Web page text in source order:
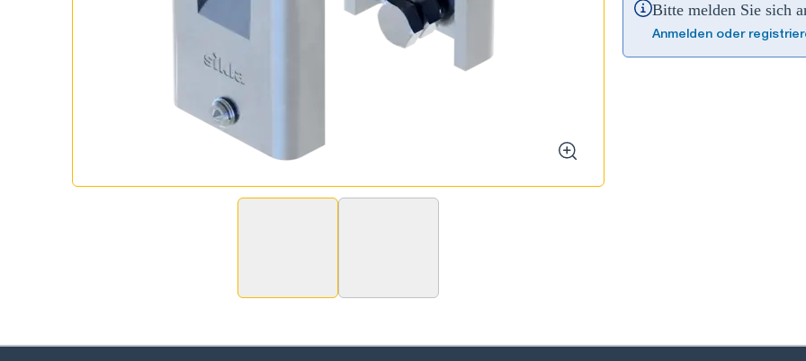
zoom
Bitte melden Sie sich
Anmelden oder